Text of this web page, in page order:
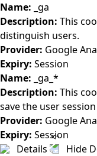
Name: _ga
Description: This
distinguish users.
Provider: Google
Expiry: Session
Name: _ga_*
Description: This
save the user
Provider: Google
Expiry: Session
Details
Hide